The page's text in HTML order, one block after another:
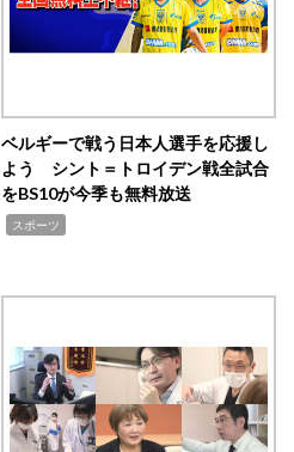
ベルギーで戦う日本人選手を応援し
よう シント＝トロイデン戦全試合
をBS10が今季も無料放送
スポーツ